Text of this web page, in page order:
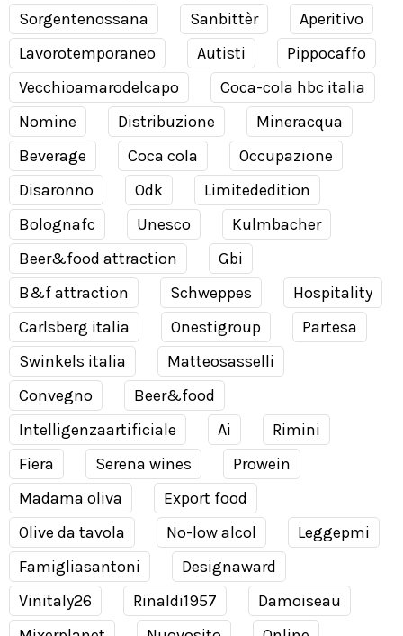
Sorgentenossana
Sanbittèr
Aperitivo
Lavorotemporaneo
Autisti
Pippocaffo
Vecchioamarodelcapo
Coca-cola hbc italia
Nomine
Distribuzione
Mineracqua
Beverage
Coca cola
Occupazione
Disaronno
Odk
Limitededition
Bolognafc
Unesco
Kulmbacher
Beer&food attraction
Gbi
B&f attraction
Schweppes
Hospitality
Carlsberg italia
Onestigroup
Partesa
Swinkels italia
Matteosasselli
Convegno
Beer&food
Intelligenzaartificiale
Ai
Rimini
Fiera
Serena wines
Prowein
Madama oliva
Export food
Olive da tavola
No-low alcol
Leggepmi
Famigliasantoni
Designaward
Vinitaly26
Rinaldi1957
Damoiseau